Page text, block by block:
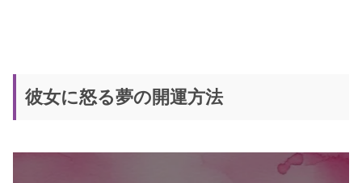
彼女に怒る夢の開運方法